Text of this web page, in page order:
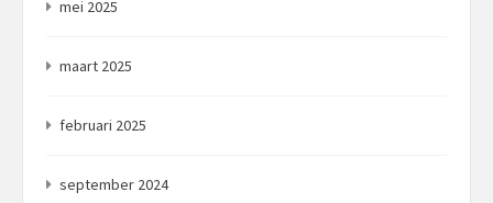
mei 2025
maart 2025
februari 2025
september 2024